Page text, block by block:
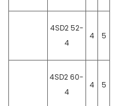
4SD2 52-
4
4 5
4SD2 60-
4
4 5